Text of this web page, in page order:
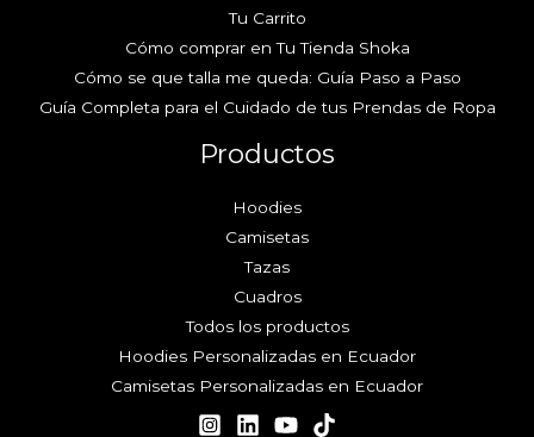
Tu Carrito
Cómo comprar en Tu Tienda Shoka
Cómo se que talla me queda: Guía Paso a Paso
Guía Completa para el Cuidado de tus Prendas de Ropa
Productos
Hoodies
Camisetas
Tazas
Cuadros
Todos los productos
Hoodies Personalizadas en Ecuador
Camisetas Personalizadas en Ecuador